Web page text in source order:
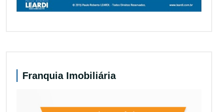
Franquia Imobiliária